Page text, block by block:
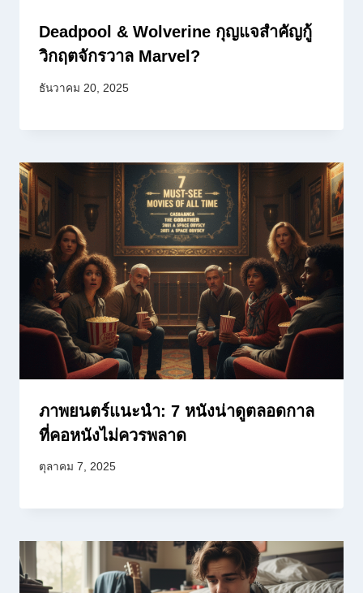
Deadpool & Wolverine กุญแจสำคัญกู้
วิกฤตจักรวาล Marvel?
ธันวาคม 20, 2025
ภาพยนตร์แนะนำ: 7 หนังน่าดูตลอดกาล
ที่คอหนังไม่ควรพลาด
ตุลาคม 7, 2025